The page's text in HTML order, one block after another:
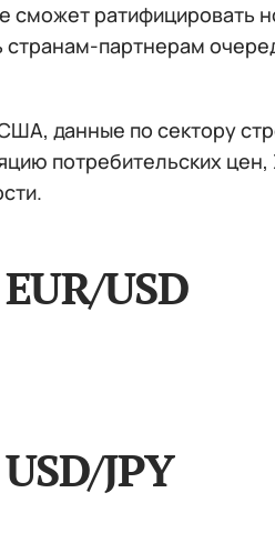
сможет ратифицировать
партнерам
данные по сектору
потребительских
USD
JPY